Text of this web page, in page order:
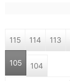
學a
r
115 114 113
105 104